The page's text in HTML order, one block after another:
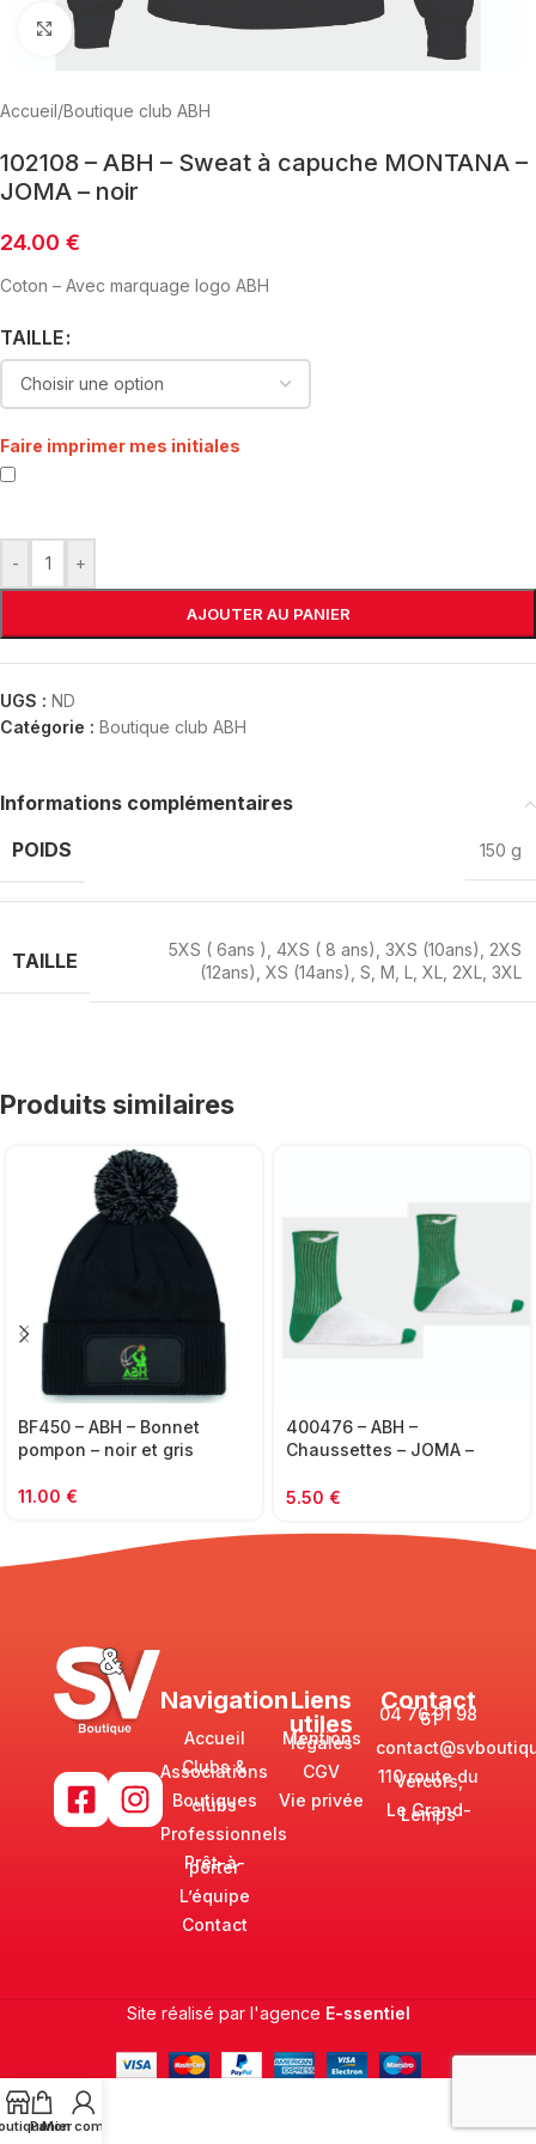
Click to enlarge
Accueil/Boutique club ABH
102108 – ABH – Sweat à capuche MONTANA –
JOMA – noir
24.00 €
Coton – Avec marquage logo ABH
TAILLE
Faire imprimer mes initiales
- +
AJOUTER AU PANIER
UGS : ND
Catégorie : Boutique club ABH
Informations complémentaires
POIDS
150 g
TAILLE 5XS ( 6ans ) 4XS ( 8 ans) 3XS (10ans)
2XS
(12ans) XS (14ans) S M L XL 2XL 3XL
Produits similaires
BF450 – ABH – Bonnet
pompon – noir et gris
11.00 €
400476 – ABH –
Chaussettes – JOMA –
5.50 €
Navigation
Accueil
Clubs &
Associations
Boutiques
clubs
Professionnels
Prêt-à-
porter
L’équipe
Contact
Liens
utiles
Mentions
légales
CGV
Vie privée
Contact
04 76 91 98
61
110 route du
Vercors,
Le Grand-
Lemps
Site réalisé par l'agence E-ssentiel
Panier
Mon compte